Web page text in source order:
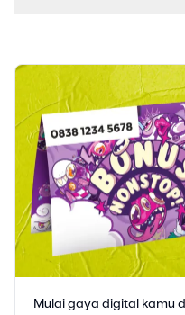
Mulai gaya digital kamu